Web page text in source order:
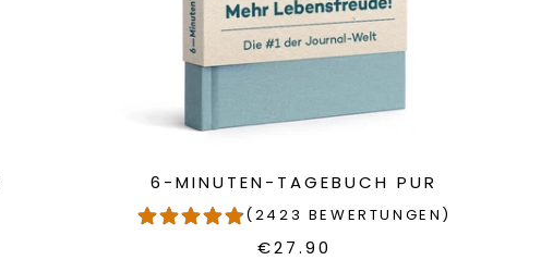
6-MINUTEN-TAGEBUCH PUR
(2423 BEWERTUNGEN)
€27.90